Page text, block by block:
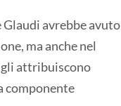
avrebbe avuto
ma anche nel
gli attribuiscono
componente